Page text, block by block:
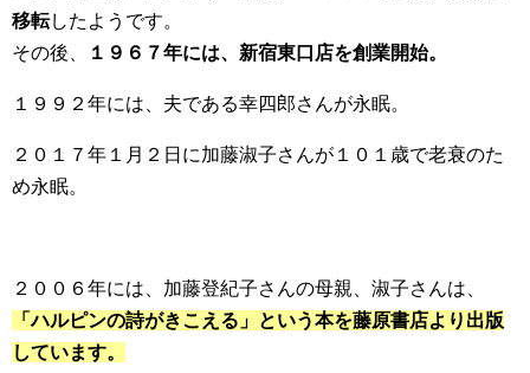
移転したようです。
その後、
１９６７年には、新宿東口店を創業開始。
１９９２年には、夫である幸四郎さんが永眠。
２０１７年１月２日に加藤淑子さんが１０１歳で老衰のた
め永眠。
２００６年には、加藤登紀子さんの母親、淑子さんは、
「ハルピンの詩がきこえる」という本を藤原書店より出版
しています。